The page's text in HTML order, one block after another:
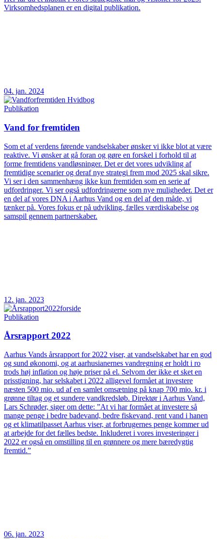
Virksomhedsplanen er en digital publikation.
04. jan. 2024
Publikation
Vand for fremtiden
Som et af verdens førende vandselskaber ønsker vi ikke blot at være
reaktive. Vi ønsker at gå foran og gøre en forskel i forhold til at
forme fremtidens vandløsninger. Det er det vores udvikling af
fremtidige scenarier og deraf nye strategi frem mod 2025 skal sikre.
Vi ser i den sammenhæng ikke kun fremtiden som en serie af
udfordringer. Vi ser også udfordringerne som nye muligheder. Det er
en del af vores DNA i Aarhus Vand og en del af den måde, vi
tænker på. Vores fokus er på udvikling, fælles værdiskabelse og
samspil gennem partnerskaber.
12. jan. 2023
Publikation
Årsrapport 2022
Aarhus Vands årsrapport for 2022 viser, at vandselskabet har en god
og sund økonomi, og at aarhusianernes vandregning er holdt i ro
trods høj inflation og høje priser på el. Selvom der ikke et sket en
prisstigning, har selskabet i 2022 alligevel formået at investere
næsten 500 mio. ud af en samlet omsætning på knap 700 mio. kr. i
grønne tiltag og et sundere vandkredsløb. Direktør i Aarhus Vand,
Lars Schrøder, siger om dette: ”At vi har formået at investere så
mange penge i bedre badevand, bedre fiskevand, rent vand i hanen
og et klimatilpasset Aarhus viser, at forbrugernes penge kommer ud
at arbejde for det fælles bedste. Inkluderet i vores investeringer i
2022 er også en omstilling til en grønnere og mere bæredygtig
fremtid.”
06. jan. 2023